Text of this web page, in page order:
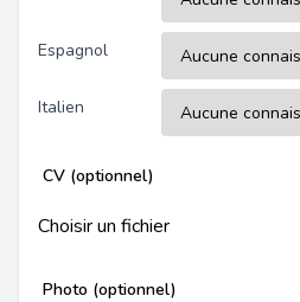
Espagnol
Italien
CV (optionnel)
Choisir un fichier
Photo (optionnel)